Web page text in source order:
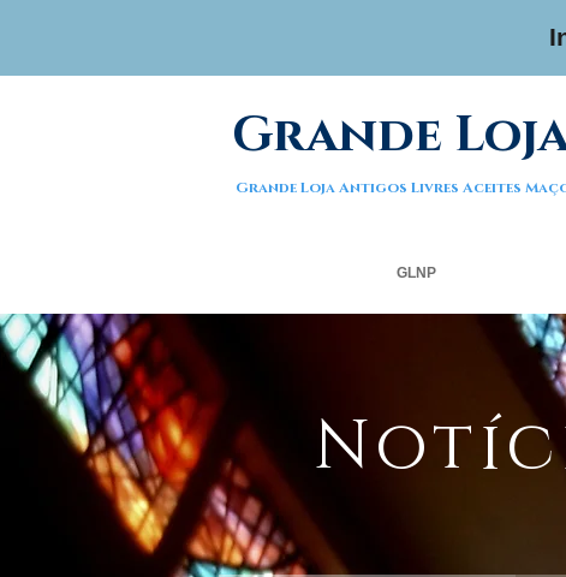
Grande
Grande Loja Antigos Livres Aceites
GLNP